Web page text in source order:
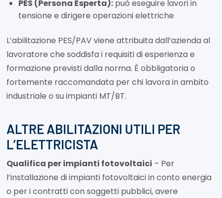
PES (Persona Esperta): può eseguire lavori in
tensione e dirigere operazioni elettriche
L’abilitazione PES/PAV viene attribuita dall’azienda al
lavoratore che soddisfa i requisiti di esperienza e
formazione previsti dalla norma. È obbligatoria o
fortemente raccomandata per chi lavora in ambito
industriale o su impianti MT/BT.
ALTRE ABILITAZIONI UTILI PER
L’ELETTRICISTA
Qualifica per impianti fotovoltaici – Per
l’installazione di impianti fotovoltaici in conto energia
o per i contratti con soggetti pubblici, avere